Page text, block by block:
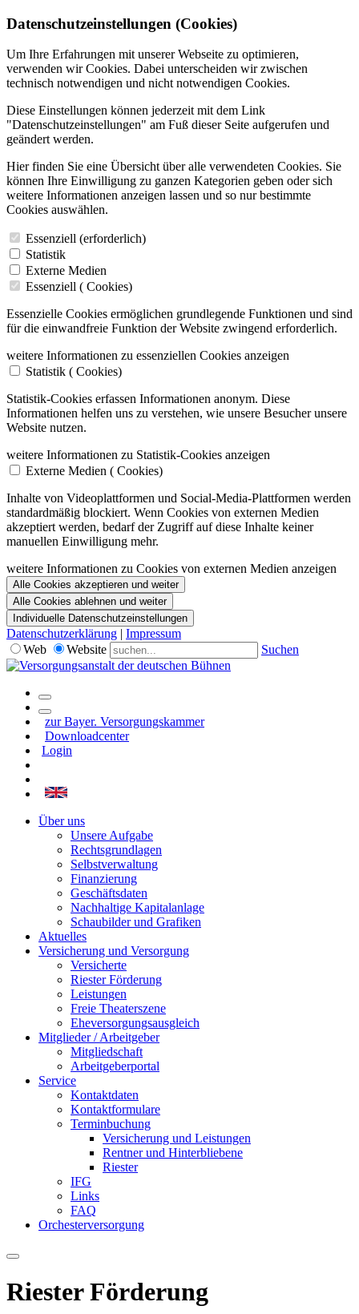
Datenschutzeinstellungen (Cookies)
Um Ihre Erfahrungen mit unserer Webseite zu optimieren,
verwenden wir Cookies. Dabei unterscheiden wir zwischen
technisch notwendigen und nicht notwendigen Cookies.
Diese Einstellungen können jederzeit mit dem Link
"Datenschutzeinstellungen" am Fuß dieser Seite aufgerufen und
geändert werden.
Hier finden Sie eine Übersicht über alle verwendeten Cookies. Sie
können Ihre Einwilligung zu ganzen Kategorien geben oder sich
weitere Informationen anzeigen lassen und so nur bestimmte
Cookies auswählen.
Essenziell (erforderlich)
Statistik
Externe Medien
Essenziell ( Cookies)
Essenzielle Cookies ermöglichen grundlegende Funktionen und sind
für die einwandfreie Funktion der Website zwingend erforderlich.
weitere Informationen zu essenziellen Cookies anzeigen
Statistik ( Cookies)
Statistik-Cookies erfassen Informationen anonym. Diese
Informationen helfen uns zu verstehen, wie unsere Besucher unsere
Website nutzen.
weitere Informationen zu Statistik-Cookies anzeigen
Externe Medien ( Cookies)
Inhalte von Videoplattformen und Social-Media-Plattformen werden
standardmäßig blockiert. Wenn Cookies von externen Medien
akzeptiert werden, bedarf der Zugriff auf diese Inhalte keiner
manuellen Einwilligung mehr.
weitere Informationen zu Cookies von externen Medien anzeigen
Alle Cookies akzeptieren und weiter
Alle Cookies ablehnen und weiter
Individuelle Datenschutzeinstellungen
Datenschutzerklärung | Impressum
Web
Website Suchen
zur Bayer. Versorgungskammer
Downloadcenter
Login
Über uns
Unsere Aufgabe
Rechtsgrundlagen
Selbstverwaltung
Finanzierung
Geschäftsdaten
Nachhaltige Kapitalanlage
Schaubilder und Grafiken
Aktuelles
Versicherung und Versorgung
Versicherte
Riester Förderung
Leistungen
Freie Theaterszene
Eheversorgungsausgleich
Mitglieder / Arbeitgeber
Mitgliedschaft
Arbeitgeberportal
Service
Kontaktdaten
Kontaktformulare
Terminbuchung
Versicherung und Leistungen
Rentner und Hinterbliebene
Riester
IFG
Links
FAQ
Orchesterversorgung
Riester Förderung